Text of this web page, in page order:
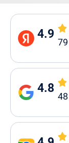
4.9
79
4.8
48